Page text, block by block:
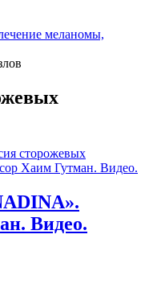
меланомы,
Видео.